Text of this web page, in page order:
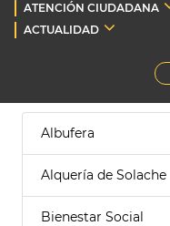
ATENCIÓN CIUDADANA
ACTUALIDAD
Albufera
Alquería de Solache
Bienestar Social